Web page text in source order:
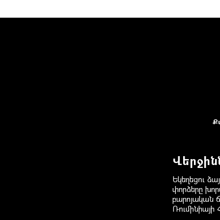
Եկեղեցու
փորձերը
բարոյական
Ռումինիայի